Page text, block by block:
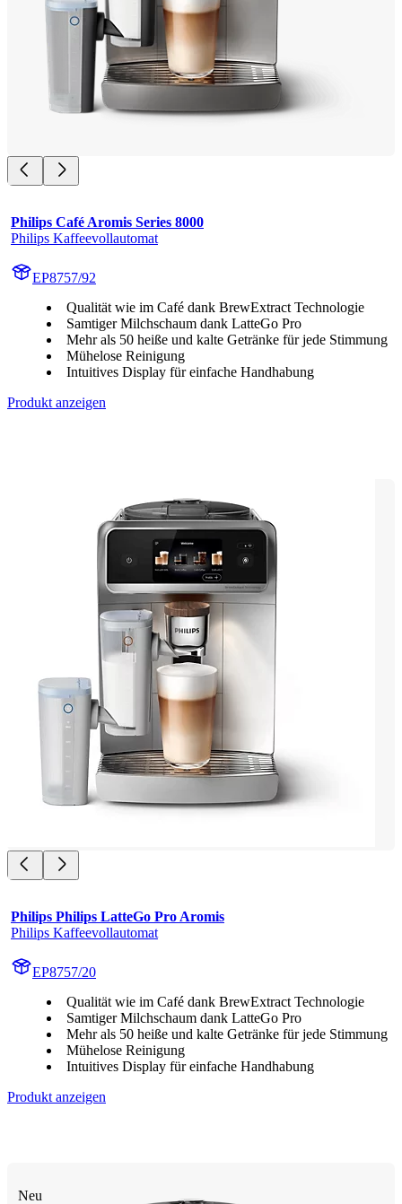
Philips Café Aromis Series 8000
Philips Kaffeevollautomat
EP8757/92
Qualität wie im Café dank BrewExtract Technologie
Samtiger Milchschaum dank LatteGo Pro
Mehr als 50 heiße und kalte Getränke für jede Stimmung
Mühelose Reinigung
Intuitives Display für einfache Handhabung
Produkt anzeigen
Philips Philips LatteGo Pro Aromis
Philips Kaffeevollautomat
EP8757/20
Qualität wie im Café dank BrewExtract Technologie
Samtiger Milchschaum dank LatteGo Pro
Mehr als 50 heiße und kalte Getränke für jede Stimmung
Mühelose Reinigung
Intuitives Display für einfache Handhabung
Produkt anzeigen
Neu